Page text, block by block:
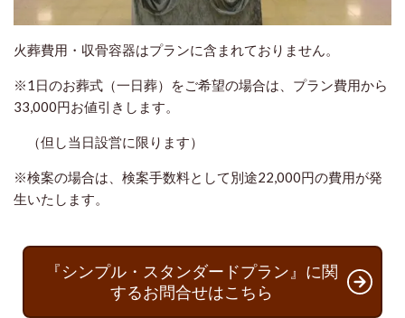
火葬費用・収骨容器はプランに含まれておりません。
※1日のお葬式（一日葬）をご希望の場合は、プラン費用から
33,000円お値引きします。
（但し当日設営に限ります）
※検案の場合は、検案手数料として別途22,000円の費用が発
生いたします。
『シンプル・スタンダードプラン』に関
するお問合せはこちら